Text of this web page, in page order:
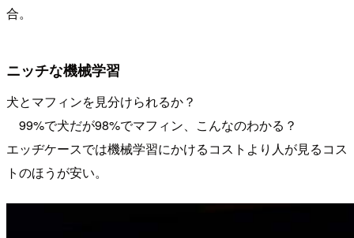
合。
ニッチな機械学習
犬とマフィンを見分けられるか？
99%で犬だが98%でマフィン、こんなのわかる？
エッヂケースでは機械学習にかけるコストより人が見るコス
トのほうが安い。